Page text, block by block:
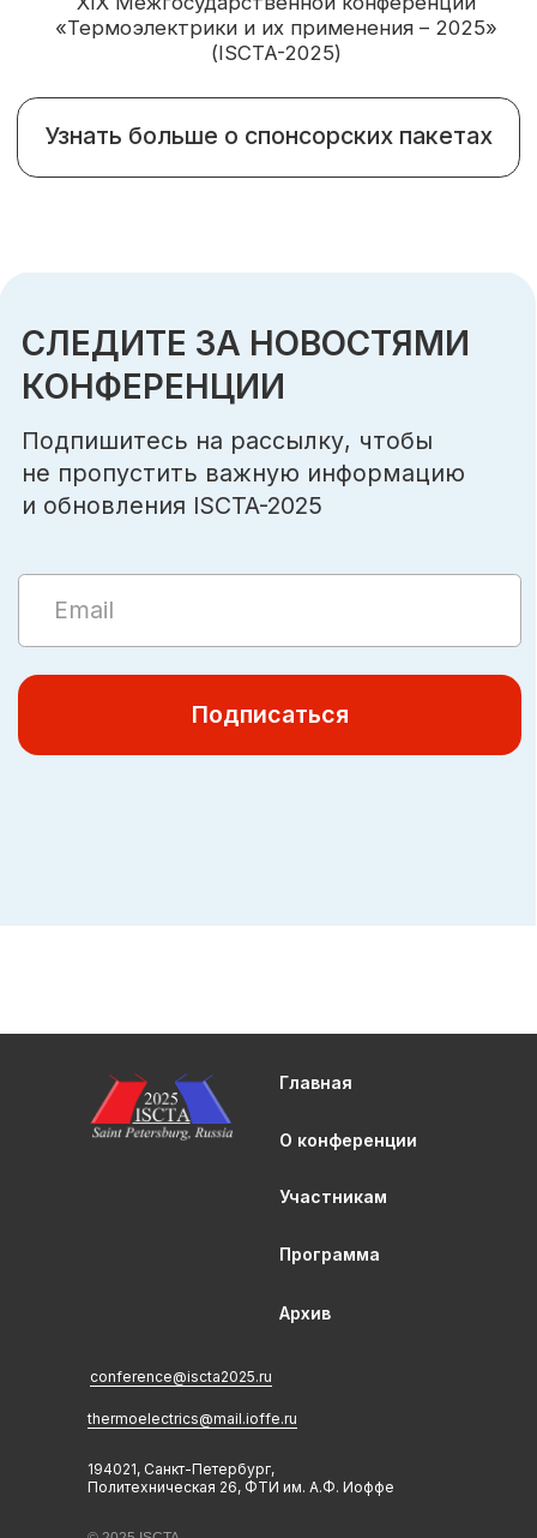
Архив
Программа
Участникам
О конференции
conference@iscta2025.ru
thermoelectrics@mail.ioffe.ru
194021, Санкт-Петербург,
Политехническая 26, ФТИ им. А.Ф. Иоффе
Главная